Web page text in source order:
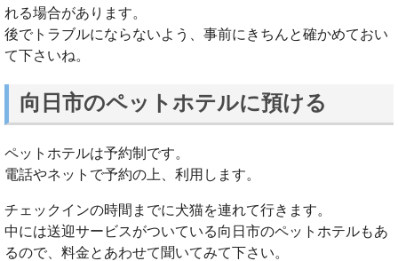
れる場合があります。
後でトラブルにならないよう、事前にきちんと確かめておい
て下さいね。
向日市のペットホテルに預ける
ペットホテルは予約制です。
電話やネットで予約の上、利用します。
チェックインの時間までに犬猫を連れて行きます。
中には送迎サービスがついている向日市のペットホテルもあ
るので、料金とあわせて聞いてみて下さい。